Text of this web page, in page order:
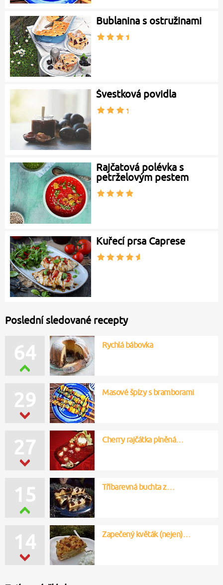
Bublanina s ostružinami
Švestková povidla
Rajčatová polévka s
petrželovým pestem
Kuřecí prsa Caprese
Poslední sledované recepty
64 Rychlá bábovka
29 Masové špízy s bramborami
27 Cherry rajčátka plněná…
14 Zapečený květák (nejen)…
15 Tříbarevná buchta z…